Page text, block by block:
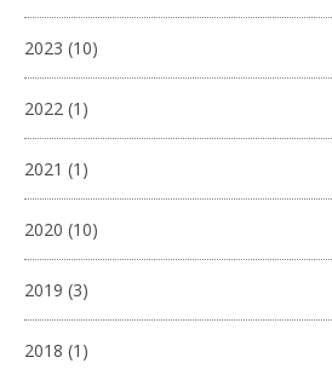
2023 (10)
2022 (1)
2021 (1)
2020 (10)
2019 (3)
2018 (1)